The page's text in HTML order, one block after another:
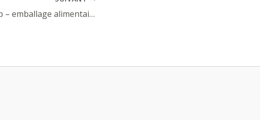
Bee’s wrap – emballage alimentaire